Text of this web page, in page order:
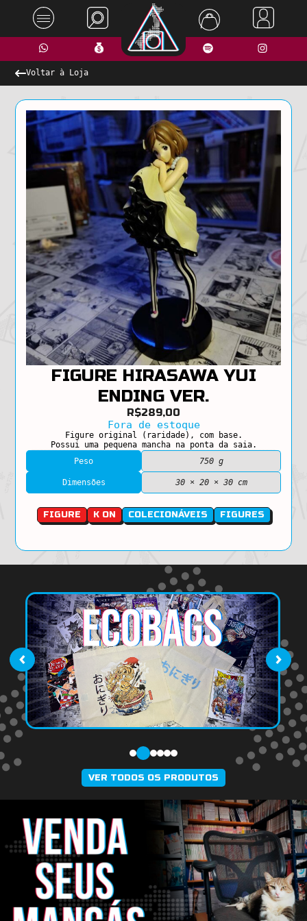
Voltar à Loja
FIGURE HIRASAWA YUI
ENDING VER.
R$289,00
Fora de estoque
Figure original (raridade), com base.
Possui uma pequena mancha na ponta da saia.
Peso
750 g
Dimensões 30 × 20 × 30 cm
FIGURE K ON COLECIONÁVEIS FIGURES
‹ ›
VER TODOS OS PRODUTOS